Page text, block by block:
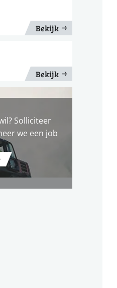
Bekijk
Bekijk
Solliciteer
we een job